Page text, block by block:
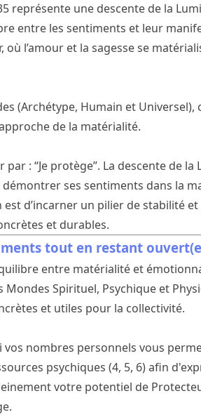
représente une descente de la
entre les sentiments et leur
l’amour et la sagesse se
(Archétype, Humain et Universel),
de la matérialité.
: “Je protège”. La descente de
ses sentiments dans la
est d’incarner un pilier de stabilité
et durables.
tout en restant
entre matérialité et
Mondes Spirituel, Psychique et
et utiles pour la collectivité.
vos nombres personnels vous
psychiques (4, 5, 6) afin
votre potentiel de